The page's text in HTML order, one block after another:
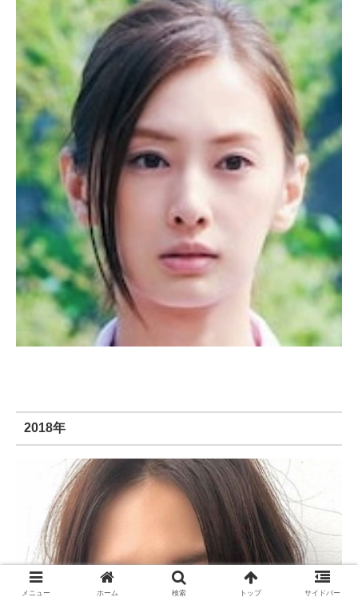
2018年
メニュー ホーム 検索 トップ サイドバー